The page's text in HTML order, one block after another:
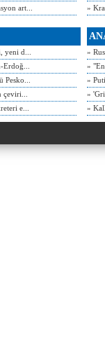
art...
»
yeni d...
Pesko...
e...
»
»
»
»
»